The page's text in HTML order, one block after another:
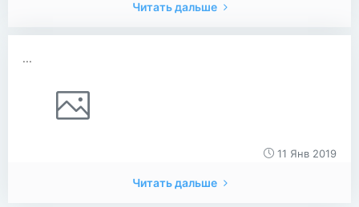
Читать дальше
...
11 Янв 2019
Читать дальше